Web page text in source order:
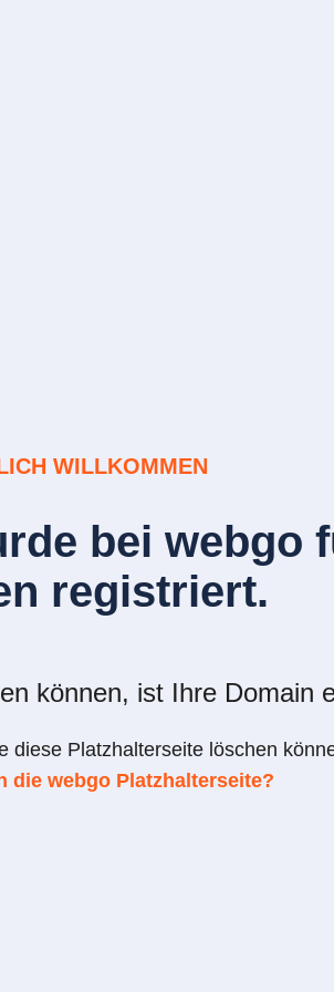
WILLKOMMEN
bei webgo
registriert.
können, ist Ihre Domain
diese Platzhalterseite löschen
die webgo Platzhalterseite?